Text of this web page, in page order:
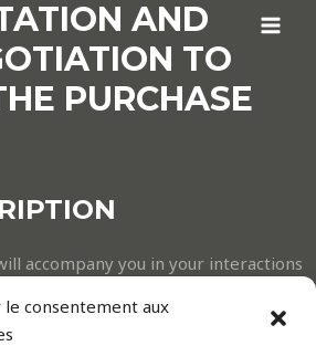
consentement aux
AND
TO
PURCHASE
accompany you in your interactions
communication and ensuring a clear
information.